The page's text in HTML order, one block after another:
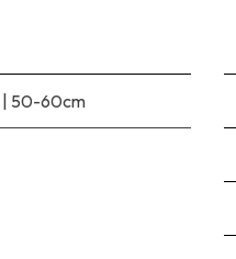
| 50-60cm